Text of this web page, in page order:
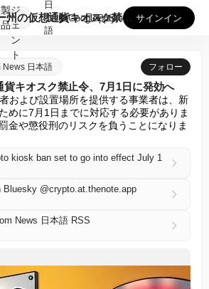
製
品
ジ
ェ
ン
ト
テネシー州の仮想通貨キオスク禁止令、7月1日に発効へ
日
本
語
GooglePlay
AppStore サインイン
日本語 フォロー
貨キオスク禁止令、7月1日に発効へ
および設置場所を提供する事業者は、新
めに7月1日までに対応する必要がありま
金や懲役刑のリスクを負うことになりま
kiosk ban set to go into effect July 1
Bluesky @crypto.at.thenote.app
News 日本語 RSS